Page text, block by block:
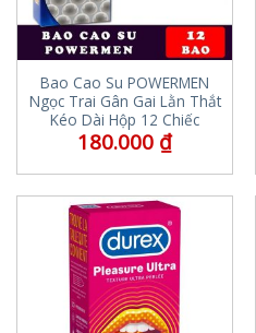
Bao Cao Su POWERMEN
Ngọc Trai Gân Gai Lằn Thắt
Kéo Dài Hộp 12 Chiếc
180.000 ₫